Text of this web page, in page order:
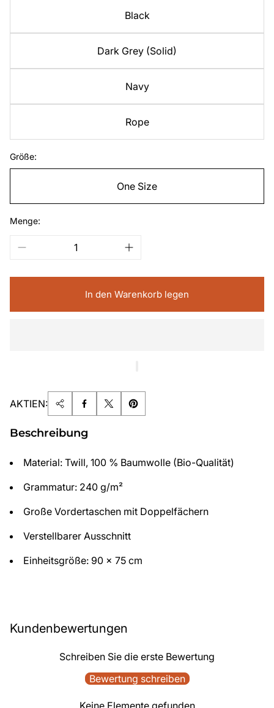
Black
Dark Grey (Solid)
Navy
Rope
Größe:
One Size
Menge:
In den Warenkorb legen
AKTIEN:
Beschreibung
Material: Twill, 100 % Baumwolle (Bio-Qualität)
Grammatur: 240 g/m²
Große Vordertaschen mit Doppelfächern
Verstellbarer Ausschnitt
Einheitsgröße: 90 x 75 cm
Kundenbewertungen
Schreiben Sie die erste Bewertung
Bewertung schreiben
Keine Elemente gefunden